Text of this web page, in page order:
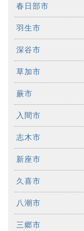
春日部市
羽生市
深谷市
草加市
蕨市
入間市
志木市
新座市
久喜市
八潮市
三郷市